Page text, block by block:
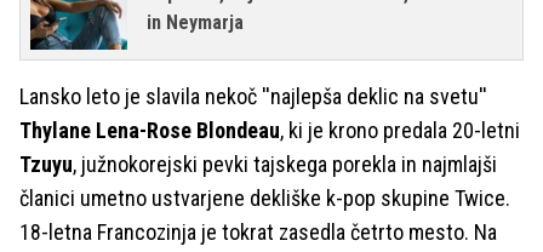
in Neymarja
Lansko leto je slavila nekoč ''najlepša deklic na svetu''
Thylane Lena-Rose Blondeau, ki je krono predala 20-letni
Tzuyu, južnokorejski pevki tajskega porekla in najmlajši
članici umetno ustvarjene dekliške k-pop skupine Twice.
18-letna Francozinja je tokrat zasedla četrto mesto. Na